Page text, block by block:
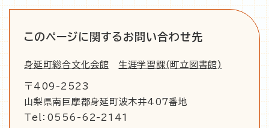
このページに関するお問い合わせ先
身延町総合文化会館 生涯学習課(町立図書館)
〒409-2523
山梨県南巨摩郡身延町波木井407番地
Tel：0556-62-2141